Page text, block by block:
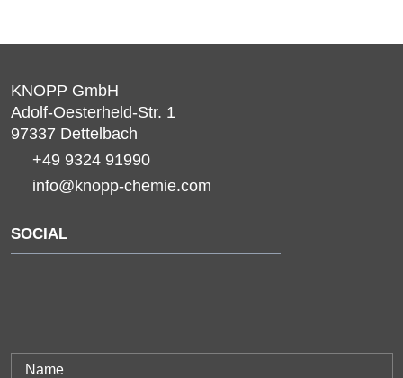
KNOPP GmbH
Adolf-Oesterheld-Str. 1
97337 Dettelbach
+49 9324 91990
info@knopp-chemie.com
SOCIAL